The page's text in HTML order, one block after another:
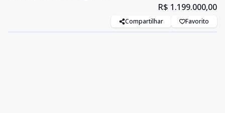
R$ 1.199.000,00
Compartilhar Favorito